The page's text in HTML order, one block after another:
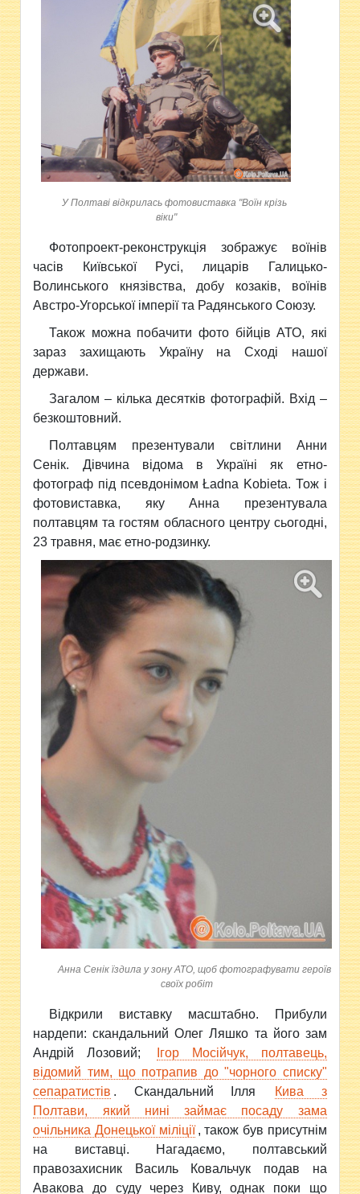
У Полтаві відкрилась фотовиставка "Воїн крізь
віки"
Фотопроект-реконструкція зображує воїнів
часів Київської Русі, лицарів Галицько-
Волинського князівства, добу козаків, воїнів
Австро-Угорської імперії та Радянського Союзу.
Також можна побачити фото бійців АТО, які
зараз захищають Україну на Сході нашої
держави.
Загалом – кілька десятків фотографій. Вхід –
безкоштовний.
Полтавцям презентували світлини Анни
Сенік. Дівчина відома в Україні як етно-
фотограф під псевдонімом Ładna Kobieta. Тож і
фотовиставка, яку Анна презентувала
полтавцям та гостям обласного центру сьогодні,
23 травня, має етно-родзинку.
Анна Сенік їздила у зону АТО, щоб фотографувати героїв
своїх робіт
Відкрили виставку масштабно. Прибули
нардепи: скандальний Олег Ляшко та його зам
Андрій Лозовий;
Ігор Мосійчук, полтавець,
відомий тим, що потрапив до "чорного списку"
сепаратистів . Скандальний Ілля
Кива з
Полтави, який нині займає посаду зама
очільника Донецької міліції , також був присутнім
на виставці. Нагадаємо, полтавський
правозахисник Василь Ковальчук подав на
Авакова до суду через Киву, однак поки що